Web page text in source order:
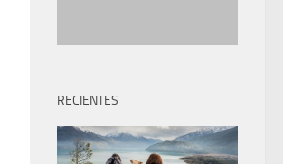
RECIENTES